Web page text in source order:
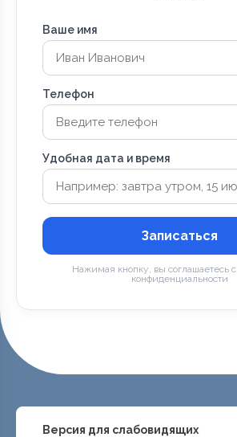
Ваше имя
Телефон
Удобная дата и время
Записаться
Нажимая кнопку, вы соглашаетесь
конфиденциальности
Версия для слабовидящих